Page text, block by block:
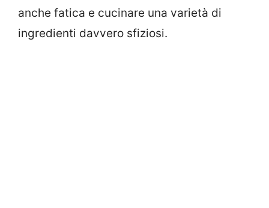
anche fatica e cucinare una varietà di
ingredienti davvero sfiziosi.